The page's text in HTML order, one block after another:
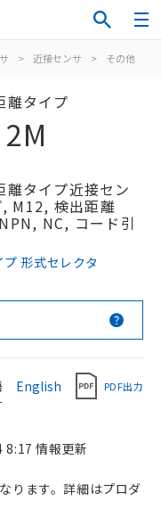
> 近接センサ > その他
離タイプ
離タイプ近接セン
M12, 検出距離
NC, コード引
形式セレクタ
English PDF出力
情報更新
ります。詳細はプロダ